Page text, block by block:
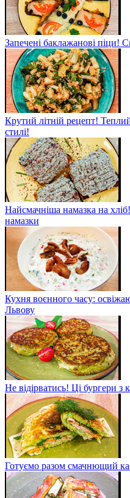
Запечені баклажанові піци!
Крутий літній рецепт!
стилі!
Найсмачніша намазка на
намазки
Кухня воєнного часу:
Львову
Не відірватись! Ці бургери з
Готуємо разом смачнющий